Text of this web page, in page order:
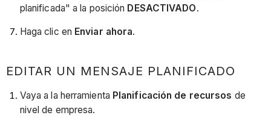
planificada" a la posición DESACTIVADO.
Haga clic en Enviar ahora.
EDITAR UN MENSAJE PLANIFICADO
Vaya a la herramienta Planificación de recursos de
nivel de empresa.